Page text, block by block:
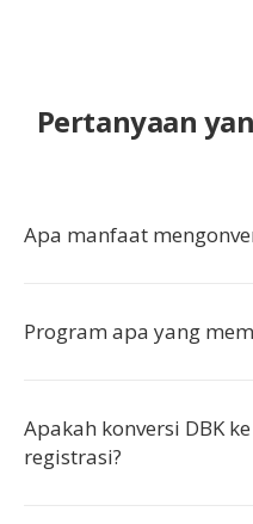
Pertanyaan
Apa manfaat
Program apa yang
Apakah konversi DBK
registrasi?